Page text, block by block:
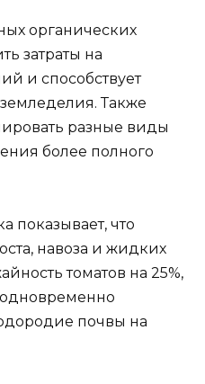
органических
затраты на
и способствует
Также
разные виды
более полного
показывает, что
навоза и жидких
томатов на 25%,
почвы на